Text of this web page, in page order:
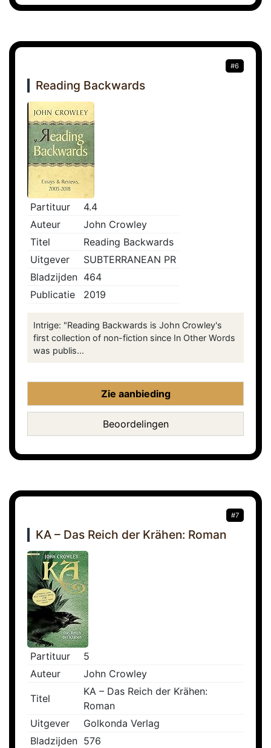
#6
Reading Backwards
Partituur
4.4
Auteur
John Crowley
Titel
Reading Backwards
Uitgever
SUBTERRANEAN PR
Bladzijden 464
Publicatie
2019
Intrige: "Reading Backwards is John Crowley's
first collection of non-fiction since In Other Words
was publis...
Zie aanbieding
Beoordelingen
#7
KA – Das Reich der Krähen: Roman
Partituur
5
Auteur
John Crowley
Titel
KA – Das Reich der Krähen:
Roman
Uitgever
Golkonda Verlag
Bladzijden 576